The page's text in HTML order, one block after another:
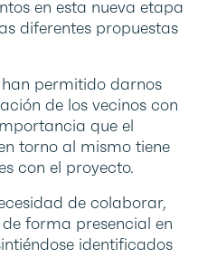
en esta nueva etapa
diferentes propuestas
han permitido darnos
de los vecinos con
que el
torno al mismo tiene
con el proyecto.
de colaborar,
forma presencial en
identificados